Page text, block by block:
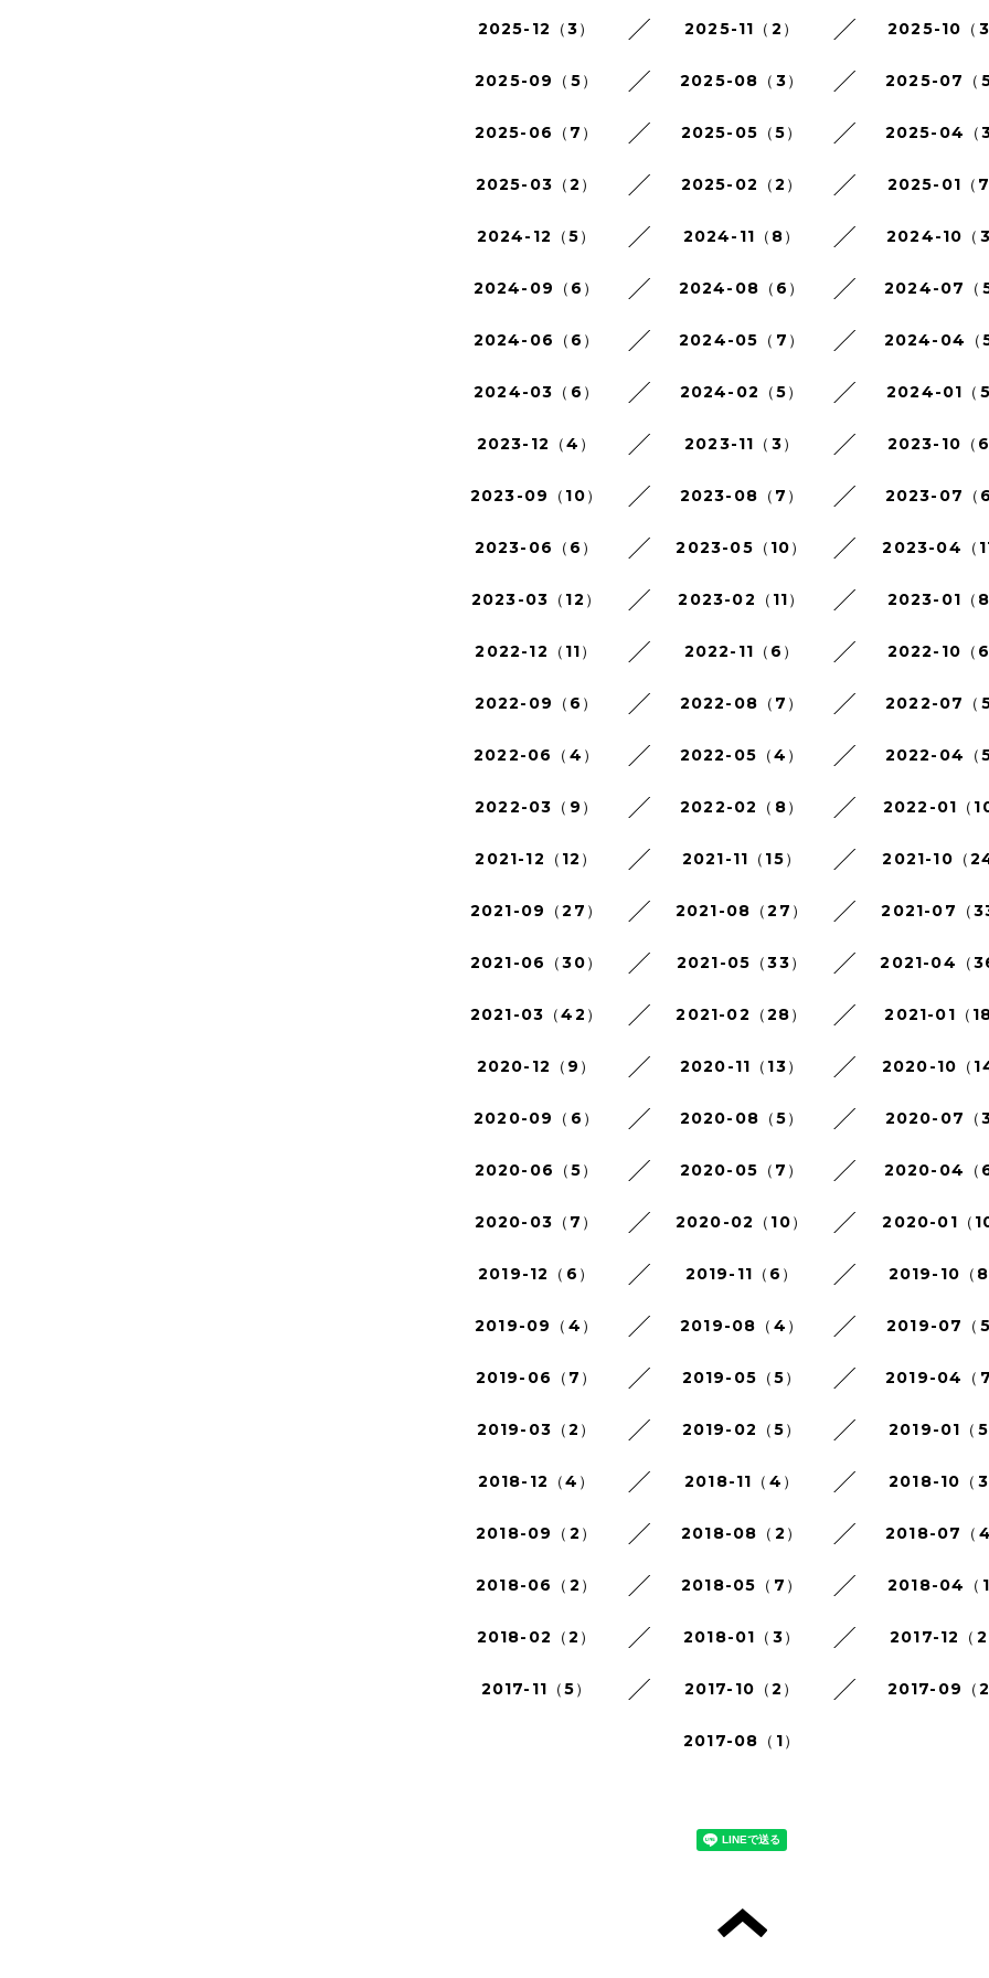
2025-12（3） 2025-11（2） 2025-10（3
2025-09（5） 2025-08（3） 2025-07（5
2025-06（7） 2025-05（5） 2025-04（3
2025-03（2） 2025-02（2） 2025-01（7
2024-12（5） 2024-11（8） 2024-10（3
2024-09（6） 2024-08（6） 2024-07（5
2024-06（6） 2024-05（7） 2024-04（5
2024-03（6） 2024-02（5） 2024-01（5
2023-12（4） 2023-11（3） 2023-10（6
2023-09（10） 2023-08（7） 2023-07（6
2023-06（6） 2023-05（10） 2023-04（11
2023-03（12） 2023-02（11） 2023-01（8
2022-12（11） 2022-11（6） 2022-10（6
2022-09（6） 2022-08（7） 2022-07（5
2022-06（4） 2022-05（4） 2022-04（5
2022-03（9） 2022-02（8） 2022-01（10
2021-12（12） 2021-11（15） 2021-10（24
2021-09（27） 2021-08（27） 2021-07（33
2021-06（30） 2021-05（33） 2021-04（
2021-03（42） 2021-02（28） 2021-01（18
2020-12（9） 2020-11（13） 2020-10（14
2020-09（6） 2020-08（5） 2020-07（3
2020-06（5） 2020-05（7） 2020-04（6
2020-03（7） 2020-02（10） 2020-01（10
2019-12（6） 2019-11（6） 2019-10（8
2019-09（4） 2019-08（4） 2019-07（5
2019-06（7） 2019-05（5） 2019-04（7
2019-03（2） 2019-02（5） 2019-01（5
2018-12（4） 2018-11（4） 2018-10（3
2018-09（2） 2018-08（2） 2018-07（4
2018-06（2） 2018-05（7） 2018-04（1
2018-02（2） 2018-01（3） 2017-12（2
2017-11（5） 2017-10（2） 2017-09（2
2017-08（1）